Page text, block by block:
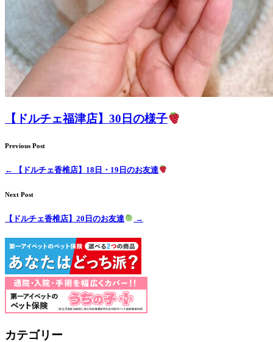
【ドルチェ福津店】30日の様子
Previous Post
← 【ドルチェ香椎店】18日・19日のお友達
Next Post
【ドルチェ香椎店】20日のお友達 →
カテゴリー